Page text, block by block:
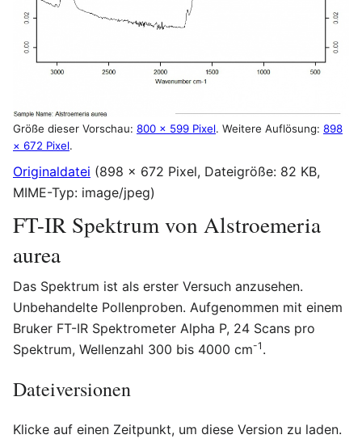
Größe dieser Vorschau: 800 × 599 Pixel. Weitere Auflösung: 898
× 672 Pixel.
Originaldatei (898 × 672 Pixel, Dateigröße: 82 KB,
MIME-Typ: image/jpeg)
FT-IR Spektrum von Alstroemeria
aurea
Das Spektrum ist als erster Versuch anzusehen.
Unbehandelte Pollenproben. Aufgenommen mit einem
Bruker FT-IR Spektrometer Alpha P, 24 Scans pro
Spektrum, Wellenzahl 300 bis 4000 cm-1 .
Dateiversionen
Klicke auf einen Zeitpunkt, um diese Version zu laden.